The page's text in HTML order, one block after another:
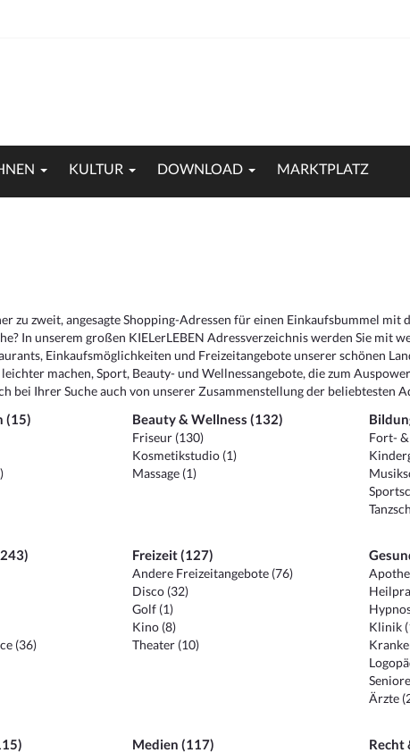
KULTUR DOWNLOAD MARKTPLATZ
zu zweit, angesagte Shopping-Adressen für einen Einkaufsbummel mit
In unserem großen KIELerLEBEN Adressverzeichnis werden Sie mit
Einkaufsmöglichkeiten und Freizeitangebote unserer schönen
machen, Sport, Beauty- und Wellnessangebote, die zum
bei Ihrer Suche auch von unserer Zusammenstellung der beliebtesten
(15) Beauty & Wellness (132)
Friseur (130)
Kosmetikstudio (1)
Massage (1)
Fort-
(36)
Freizeit (127)
Andere Freizeitangebote (76)
Disco (32)
Golf (1)
Kino (8)
Theater (10)
Klinik
Ärzte
Medien (117) Recht